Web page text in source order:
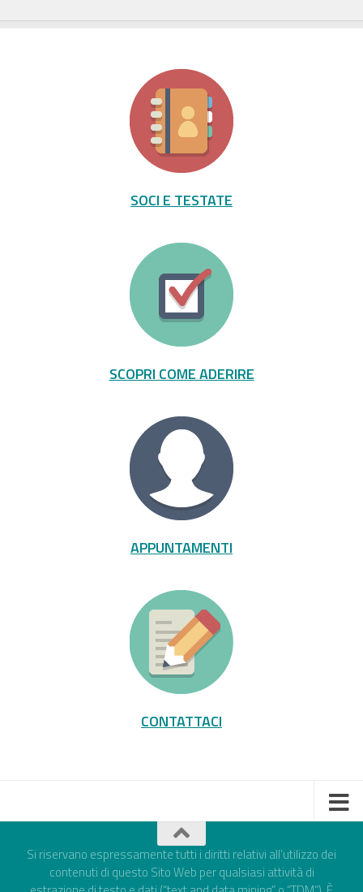
SOCI E TESTATE
SCOPRI COME ADERIRE
APPUNTAMENTI
CONTATTACI
Si riservano espressamente tutti i diritti relativi all’utilizzo dei
contenuti di questo Sito Web per qualsiasi attività di